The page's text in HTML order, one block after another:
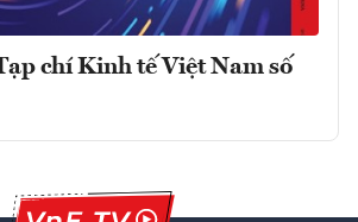
chí Kinh tế Việt Nam số